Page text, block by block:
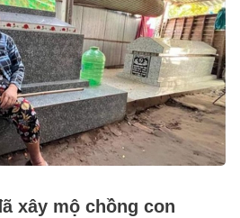
xây mộ chồng con